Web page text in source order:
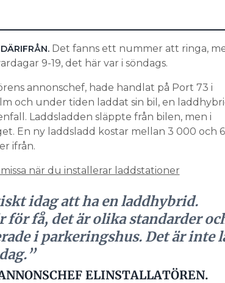
Det fanns ett nummer att ringa,
9-19, det här var i söndags.
annonschef, hade handlat på Port 73 i
och under tiden laddat sin bil, en
Laddsladden släppte från bilen, men i
En ny laddsladd kostar mellan 3 000 och
ifrån.
när du installerar laddstationer
idag att ha en laddhybrid.
för få, det är olika standarder
i parkeringshus. Det är inte
ELINSTALLATÖREN.